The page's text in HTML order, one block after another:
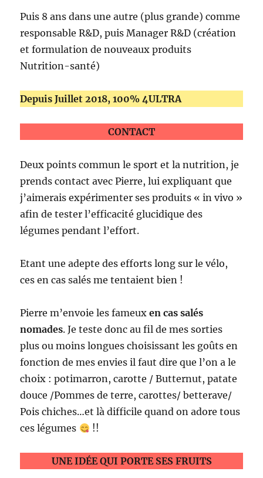
Puis 8 ans dans une autre (plus grande) comme
responsable R&D, puis Manager R&D (création
et formulation de nouveaux produits
Nutrition-santé)
Depuis Juillet 2018, 100% 4ULTRA
CONTACT
Deux points commun le sport et la nutrition, je
prends contact avec Pierre, lui expliquant que
j’aimerais expérimenter ses produits « in vivo »
afin de tester l’efficacité glucidique des
légumes pendant l’effort.
Etant une adepte des efforts long sur le vélo,
ces en cas salés me tentaient bien !
Pierre m’envoie les fameuxen cas salés
nomades. Je teste donc au fil de mes sorties
plus ou moins longues choisissant les goûts en
fonction de mes envies il faut dire que l’on a le
choix : potimarron, carotte / Butternut, patate
douce /Pommes de terre, carottes/ betterave/
Pois chiches…et là difficile quand on adore tous
ces légumes
!!
UNE IDÉE QUI PORTE SES FRUITS